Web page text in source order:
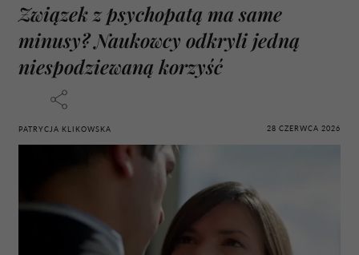
Związek z psychopatą ma same
minusy? Naukowcy odkryli jedną
niespodziewaną korzyść
PATRYCJA KLIKOWSKA 28 CZERWCA 2026